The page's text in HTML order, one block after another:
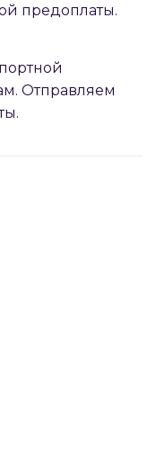
предоплаты.
Отправляем